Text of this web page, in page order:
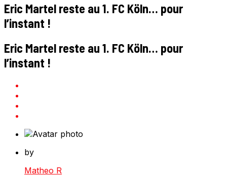
Eric Martel reste au 1. FC Köln… pour
l’instant !
Eric Martel reste au 1. FC Köln… pour
l’instant !
by
Matheo R